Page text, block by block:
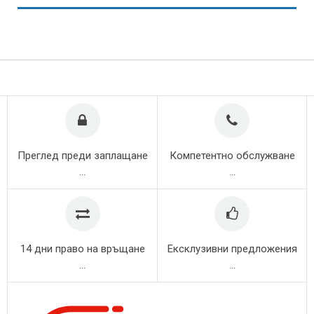
Преглед преди заплащане Компетентно обслужване
14 дни право на връщане Ексклузивни предложения